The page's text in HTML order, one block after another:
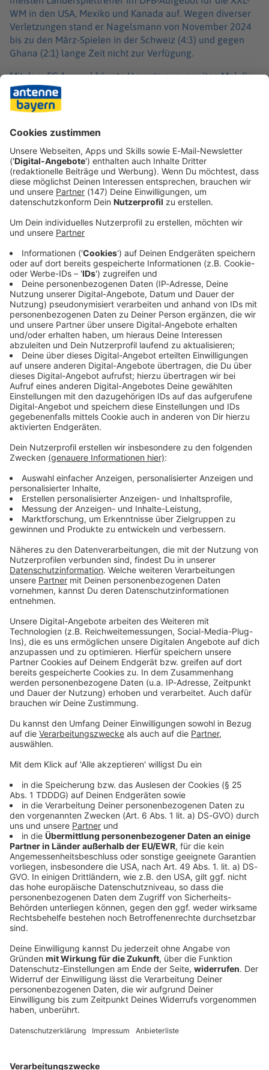
WM in den USA, Mexiko und Kanada auf. Wegen diverser
Verletzungen stand er Nagelsmann von November 2024
bis zu den März-Spielen in der Schweiz (4:3) und gegen
Ghana (2:1) lange Zeit nicht zur Verfügung.
Mit dem FC Arsenal könnte Havertz zum zweiten Mal die
Champions League gewinnen. 2021 erzielte er den 1:0-
Siegtreffer für den FC Chelsea gegen Manchester City in
der Königsklasse. Arsenals Gegner PSG, der den FC Bayern
mit Kimmich im Halbfinale ausschaltete, hat keinen DFB-
Immer auf dem Laufenden
bleiben!
Verpass' nichts mehr - mit unserem kostenlosen
ANTENNE BAYERN Newsletter. Ob Nachrichten,
Lifestyle oder unsere neuesten Aktionen - wir
informieren dich.
Zum Newsletter anmelden
Du möchtest uns etwas sagen?
Studio Hotline
Kontaktformular
Sprachnachricht
© dpa-infocom, dpa:260530-930-149261/1
Bayern
Bis zu 36 Grad - vereinzelt kräftige Gewitter
für Bayern
Viel Sonne und Temperaturen bis zu 36 Grad
bestimmen den Wochenstart in Bayern. Im
Starkregen und Sturmböen möglich.